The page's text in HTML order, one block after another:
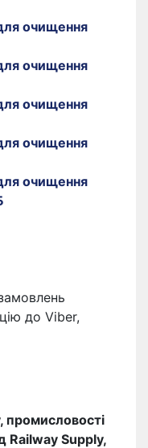
очищення
очищення
очищення
очищення
очищення
до Viber,
промисловості
Railway Supply,